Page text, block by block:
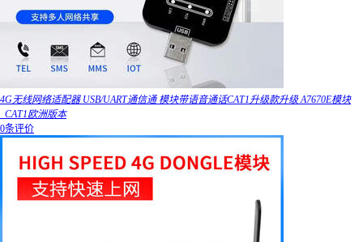
4G无线网络适配器 USB/UART通信通 模块带语音通话CAT1升级款升级 A7670E模块
_CAT1欧洲版本
0条评价